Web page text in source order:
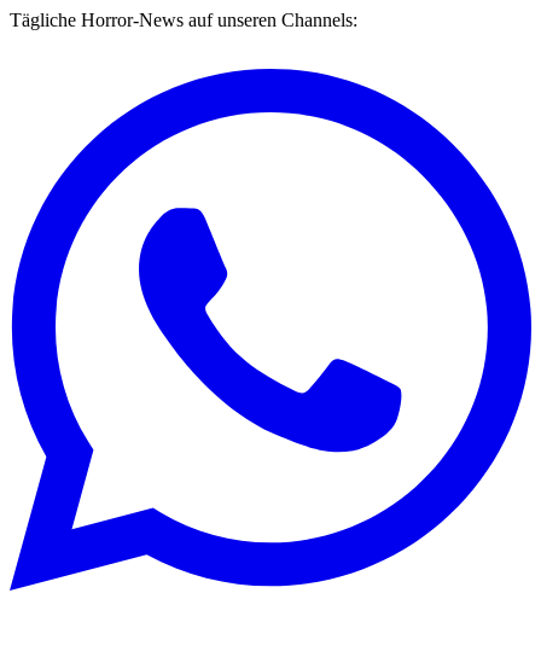
Tägliche Horror-News auf unseren Channels: